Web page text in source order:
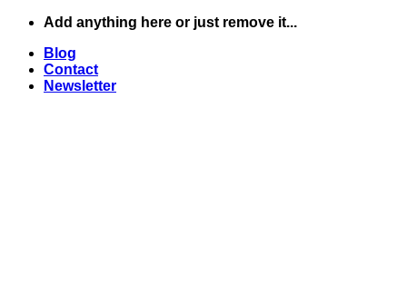
Skip
content
Add anything here or just remove it...
Blog
Contact
Newsletter